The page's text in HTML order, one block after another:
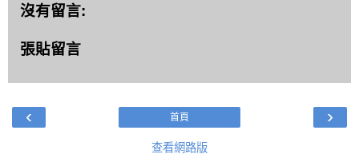
沒有留言:
張貼留言
‹ ›
首頁
查看網路版